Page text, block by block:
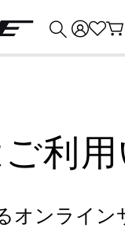
利
ンライン